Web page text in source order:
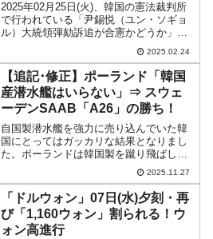
2025年02月25日(火)、韓国の憲法裁判所
で行われている「尹錫悦（ユン・ソギョ
ル）大統領弾劾訴追が合憲かどうか」の
審理において、尹錫悦（ユン・ソギョ
ル）大統領が最終弁論を行います。予定
では14時に証拠調査を終え、国会側
（『共に民主党』側...
2025.02.24
【追記･修正】ポーランド「韓国
産潜水艦はいらない」⇒ スウェ
ーデンSAAB「A26」の勝ち！
自国製潜水艦を強力に売り込んでいた韓
国にとってはガッカリな結果となりまし
た。ポーランドは韓国製を蹴り飛ばし
て、スウェーデン製潜水艦「A26」を選
択しました。↑ポーランドが選択したのは
スウェーデンSaab社の「A26」でした。
Money1でも...
2025.11.27
「ドルウォン」07日(水)夕刻・再
び「1,160ウォン」割られる！ウ
ォン高進行